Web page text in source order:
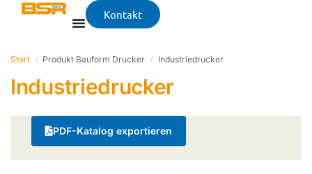
Kontakt
Start / Produkt Bauform Drucker / Industriedrucker
Industriedrucker
PDF-Katalog exportieren